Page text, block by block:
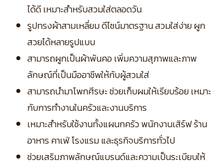
ได้ดี เหมาะสำหรับสวมใส่ตลอดวัน
รูปทรงผ้าสามเหลี่ยม ดีไซน์มาตรฐาน สวมใส่ง่าย ผูก
สวยได้หลายรูปแบบ
สามารถผูกเป็นผ้าพันคอ เพิ่มความสุภาพและภาพ
ลักษณ์ที่เป็นมืออาชีพให้กับผู้สวมใส่
สามารถนำมาโพกศีรษะ ช่วยเก็บผมให้เรียบร้อย เหมาะ
กับการทำงานในครัวและงานบริการ
เหมาะสำหรับใช้งานทั้งแผนกครัว พนักงานเสิร์ฟ ร้าน
อาหาร คาเฟ่ โรงแรม และธุรกิจบริการทั่วไป
ช่วยเสริมภาพลักษณ์แบรนด์และความเป็นระเบียบให้